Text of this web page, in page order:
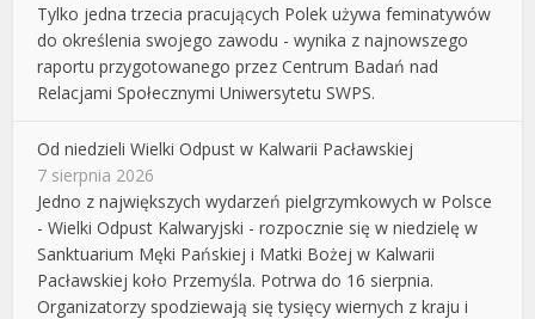
Tylko jedna trzecia pracujących Polek używa feminatywów
do określenia swojego zawodu - wynika z najnowszego
raportu przygotowanego przez Centrum Badań nad
Relacjami Społecznymi Uniwersytetu SWPS.
Od niedzieli Wielki Odpust w Kalwarii Pacławskiej
7 sierpnia 2026
Jedno z największych wydarzeń pielgrzymkowych w Polsce
- Wielki Odpust Kalwaryjski - rozpocznie się w niedzielę w
Sanktuarium Męki Pańskiej i Matki Bożej w Kalwarii
Pacławskiej koło Przemyśla. Potrwa do 16 sierpnia.
Organizatorzy spodziewają się tysięcy wiernych z kraju i